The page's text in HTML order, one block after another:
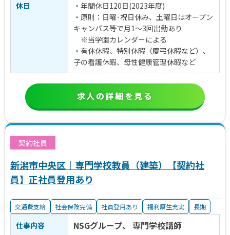
休日
・年間休日120日(2023年度)
・原則：日曜･祝日休み、土曜日はオープン
キャンパス等で月1～3回出勤あり
※当学園カレンダーによる
・有休休暇、特別休暇（慶弔休暇など）、
子の看護休暇、母性健康管理休暇など
求人の詳細を見る
契約社員
新潟市中央区｜専門学校教員（建築）【契約社
員】正社員登用あり
交通費支給 社会保険完備 社員登用あり 福利厚生充実 長期
仕事内容 NSGグループ、 専門学校講師